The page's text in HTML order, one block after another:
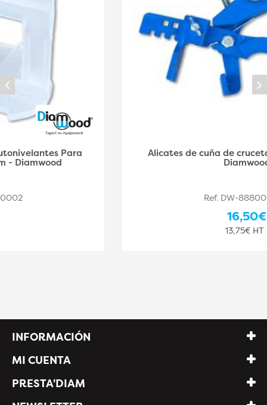
Alicates de cuña de cruceta autonivelantes -
INFORMACIÓN
MI CUENTA
PRESTA'DIAM